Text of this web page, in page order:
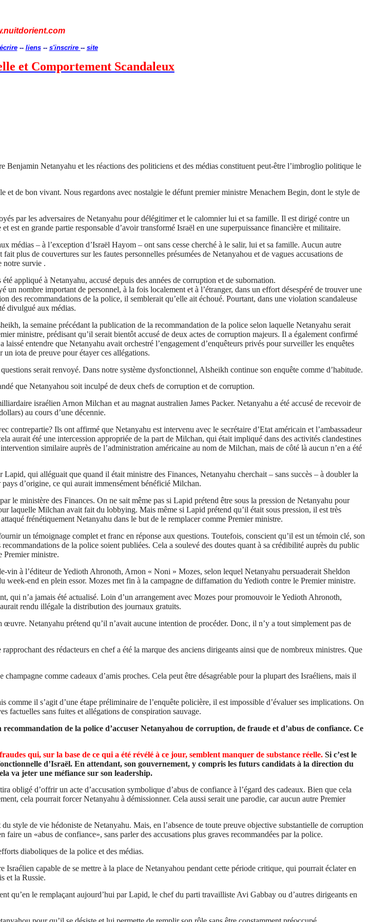
-- liens-- s'inscrire -- site
et Comportement Scandaleux
Netanyahu et les réactions des politiciens et des médias constituent peut-être l’imbroglio politique le
et de bon vivant. Nous regardons avec nostalgie le défunt premier ministre Menachem Begin, dont le style de
par les adversaires de Netanyahu pour délégitimer et le calomnier lui et sa famille. Il est dirigé contre un
en grande partie responsable d’avoir transformé Israël en une superpuissance financière et militaire.
médias – à l’exception d’Israël Hayom – ont sans cesse cherché à le salir, lui et sa famille. Aucun autre
plus de couvertures sur les fautes personnelles présumées de Netanyahou et de vagues accusations de
notre survie .
appliqué à Netanyahu, accusé depuis des années de corruption et de subornation.
un nombre important de personnel, à la fois localement et à l’étranger, dans un effort désespéré de trouver une
des recommandations de la police, il semblerait qu’elle ait échoué. Pourtant, dans une violation scandaleuse
divulgué aux médias.
, la semaine précédant la publication de la recommandation de la police selon laquelle Netanyahu serait
ministre, prédisant qu’il serait bientôt accusé de deux actes de corruption majeurs. Il a également confirmé
entendre que Netanyahu avait orchestré l’engagement d’enquêteurs privés pour surveiller les enquêtes
iota de preuve pour étayer ces allégations.
serait renvoyé. Dans notre système dysfonctionnel, Alsheikh continue son enquête comme d’habitude.
que Netanyahou soit inculpé de deux chefs de corruption et de corruption.
israélien Arnon Milchan et au magnat australien James Packer. Netanyahu a été accusé de recevoir de
au cours d’une décennie.
contrepartie? Ils ont affirmé que Netanyahu est intervenu avec le secrétaire d’Etat américain et l’ambassadeur
aurait été une intercession appropriée de la part de Milchan, qui était impliqué dans des activités clandestines
similaire auprès de l’administration américaine au nom de Milchan, mais de côté là aucun n’en a été
Lapid, qui alléguait que quand il était ministre des Finances, Netanyahu cherchait – sans succès – à doubler la
d’origine, ce qui aurait immensément bénéficié Milchan.
le ministère des Finances. On ne sait même pas si Lapid prétend être sous la pression de Netanyahu pour
laquelle Milchan avait fait du lobbying. Mais même si Lapid prétend qu’il était sous pression, il est très
frénétiquement Netanyahu dans le but de le remplacer comme Premier ministre.
un témoignage complet et franc en réponse aux questions. Toutefois, conscient qu’il est un témoin clé, son
de la police soient publiées. Cela a soulevé des doutes quant à sa crédibilité auprès du public
Premier ministre.
vin à l’éditeur deYedioth Ahronoth, Arnon « Noni » Mozes, selon lequel Netanyahu persuaderait Sheldon
week-end en plein essor. Mozes met fin à la campagne de diffamation du Yedioth contre le Premier ministre.
qui n’a jamais été actualisé. Loin d’un arrangement avec Mozes pour promouvoir leYediothAhronoth,
rendu illégale la distribution des journaux gratuits.
Netanyahu prétend qu’il n’avait aucune intention de procéder. Donc, il n’y a tout simplement pas de
des rédacteurs en chef a été la marque des anciens dirigeants ainsi que de nombreux ministres. Que
comme cadeaux d’amis proches. Cela peut être désagréable pour la plupart des Israéliens, mais il
comme il s’agit d’une étape préliminaire de l’enquête policière, il est impossible d’évaluer ses implications. On
factuelles sans fuites et allégations de conspiration sauvage.
de la police d’accuser Netanyahou de corruption, de fraude et d’abus de confiance. Ce
qui, sur la base de ce qui a été révélé à ce jour, semblent manquer de substance réelle. Si c’est le
d’Israël. En attendant, son gouvernement, y compris les futurs candidats à la direction du
va jeter une méfiance sur son leadership.
obligé d’offrir un acte d’accusation symbolique d’abus de confiance à l’égard des cadeaux. Bien que cela
cela pourrait forcer Netanyahu à démissionner. Cela aussi serait une parodie, car aucun autre Premier
style de vie hédoniste de Netanyahu. Mais, en l’absence de toute preuve objective substantielle de corruption
un «abus de confiance», sans parler des accusations plus graves recommandées par la police.
diaboliques de la police et des médias.
capable de se mettre à la place de Netanyahou pendant cette période critique, qui pourrait éclater en
et la Russie.
qu’en le remplaçant aujourd’hui parLapid, le chef du parti travailliste Avi Gabbay ou d’autres dirigeants en